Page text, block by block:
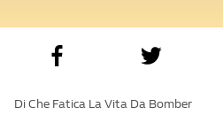
Di Che Fatica La Vita Da Bomber